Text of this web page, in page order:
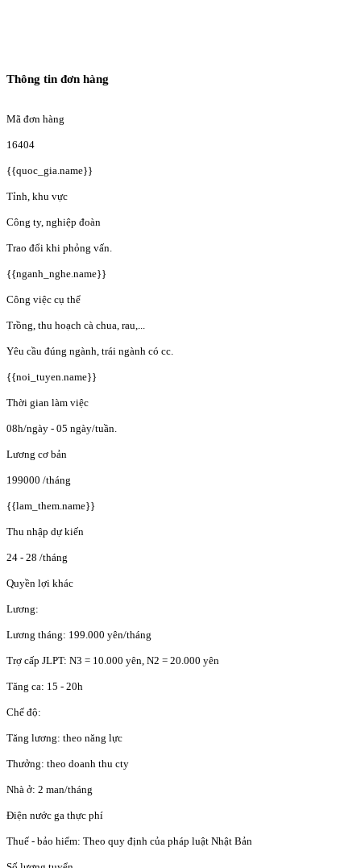
Thông tin đơn hàng
Mã đơn hàng
16404
{{quoc_gia.name}}
Tỉnh, khu vực
Công ty, nghiệp đoàn
Trao đổi khi phỏng vấn.
{{nganh_nghe.name}}
Công việc cụ thể
Trồng, thu hoạch cà chua, rau,...
Yêu cầu đúng ngành, trái ngành có cc.
{{noi_tuyen.name}}
Thời gian làm việc
08h/ngày - 05 ngày/tuần.
Lương cơ bản
199000 /tháng
{{lam_them.name}}
Thu nhập dự kiến
24 - 28 /tháng
Quyền lợi khác
Lương:
Lương tháng: 199.000 yên/tháng
Trợ cấp JLPT: N3 = 10.000 yên, N2 = 20.000 yên
Tăng ca: 15 - 20h
Chế độ:
Tăng lương: theo năng lực
Thưởng: theo doanh thu cty
Nhà ở: 2 man/tháng
Điện nước ga thực phí
Thuế - bảo hiểm: Theo quy định của pháp luật Nhật Bản